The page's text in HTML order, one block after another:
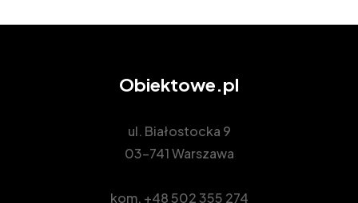
Obiektowe.pl
ul. Białostocka 9
03-741 Warszawa
kom. +48 502 355 274